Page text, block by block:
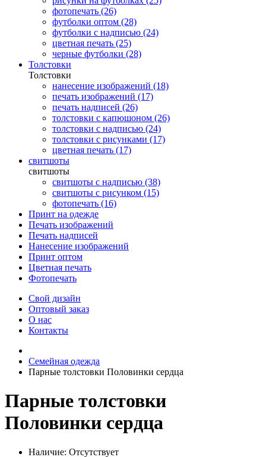
фотопечать (26)
футболки оптом (28)
футболки с надписью (24)
цветная печать (25)
черные футболки (28)
Толстовки
Толстовки
нанесение изображений (18)
печать изображений (17)
печать надписей (26)
толстовки с капюшоном (26)
толстовки с надписью (24)
толстовки с рисунками (17)
цветная печать (17)
свитшоты
свитшоты
свитшоты с надписью (38)
свитшоты с рисунком (15)
фотопечать (16)
Принт на одежде
Печать изображений
Печать надписей
Нанесение изображений
Принт оптом
Цветная печать
Фотопечать
Свой дизайн
Оптовый заказ
О нас
Контакты
Семейная одежда
Парные толстовки Половинки сердца
Парные толстовки
Половинки сердца
Наличие: Отсутствует